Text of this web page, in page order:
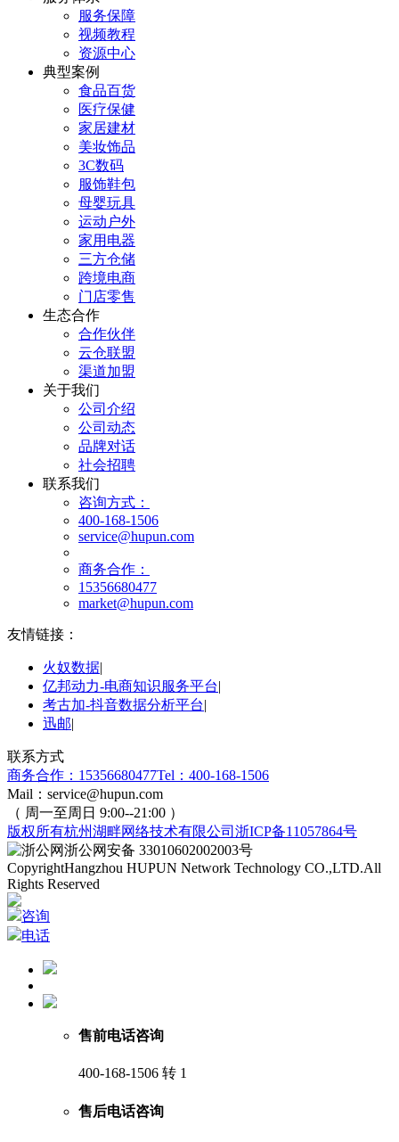
服务保障
视频教程
资源中心
典型案例
食品百货
医疗保健
家居建材
美妆饰品
3C数码
服饰鞋包
母婴玩具
运动户外
家用电器
三方仓储
跨境电商
门店零售
生态合作
合作伙伴
云仓联盟
渠道加盟
关于我们
公司介绍
公司动态
品牌对话
社会招聘
联系我们
咨询方式：
400-168-1506
service@hupun.com
商务合作：
15356680477
market@hupun.com
友情链接：
火奴数据|
亿邦动力-电商知识服务平台|
考古加-抖音数据分析平台|
迅邮|
联系方式
商务合作：15356680477Tel：400-168-1506
Mail：service@hupun.com
（ 周一至周日 9:00--21:00 ）
版权所有杭州湖畔网络技术有限公司 浙ICP备11057864号
浙公网安备 33010602002003号
CopyrightHangzhou HUPUN Network Technology CO.,LTD.All
Rights Reserved
咨询
电话
售前电话咨询
400-168-1506 转 1
售后电话咨询